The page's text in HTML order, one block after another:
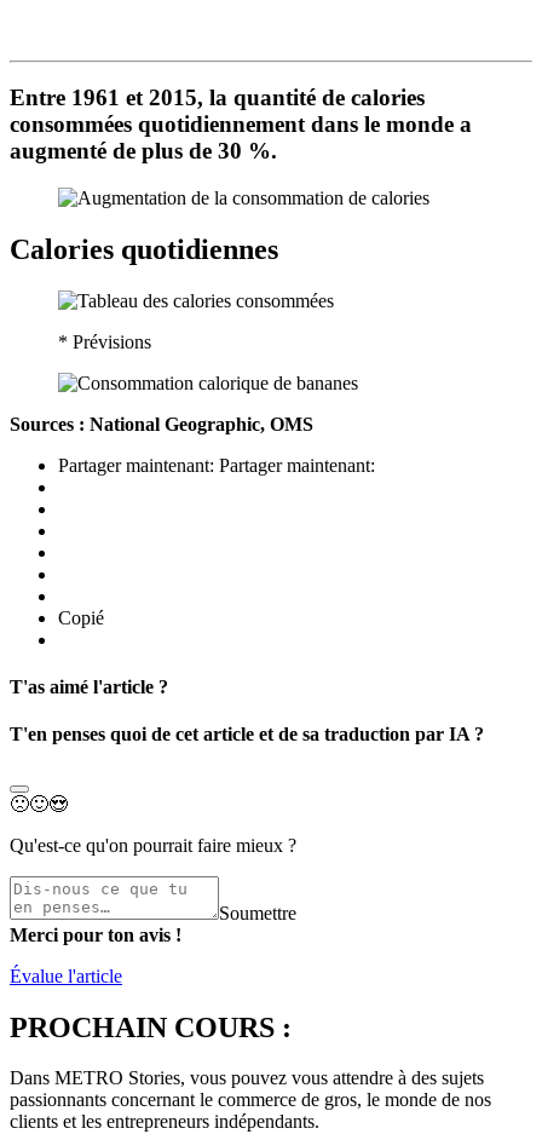
Entre 1961 et 2015, la quantité de calories
consommées quotidiennement dans le monde a
augmenté de plus de 30 %.
Calories quotidiennes
* Prévisions
Sources : National Geographic, OMS
Partager maintenant: Partager maintenant:
Copié
T'as aimé l'article ?
T'en penses quoi de cet article et de sa traduction par IA ?
🙁🙂😍
Qu'est-ce qu'on pourrait faire mieux ?
Soumettre
Merci pour ton avis !
Évalue l'article
PROCHAIN COURS :
Dans METRO Stories, vous pouvez vous attendre à des sujets
passionnants concernant le commerce de gros, le monde de nos
clients et les entrepreneurs indépendants.